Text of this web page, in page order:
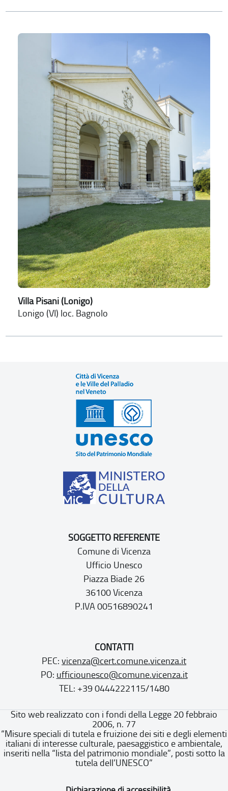
Villa Pisani (Lonigo)
Lonigo (VI) loc. Bagnolo
SOGGETTO REFERENTE
Comune di Vicenza
Ufficio Unesco
Piazza Biade 26
36100 Vicenza
P.IVA 00516890241
CONTATTI
PEC: vicenza@cert.comune.vicenza.it
PO: ufficiounesco@comune.vicenza.it
TEL: +39 0444222115/1480
Sito web realizzato con i fondi della Legge 20 febbraio
2006, n. 77
“Misure speciali di tutela e fruizione dei siti e degli elementi
italiani di interesse culturale, paesaggistico e ambientale,
inseriti nella “lista del patrimonio mondiale”, posti sotto la
tutela dell’UNESCO”